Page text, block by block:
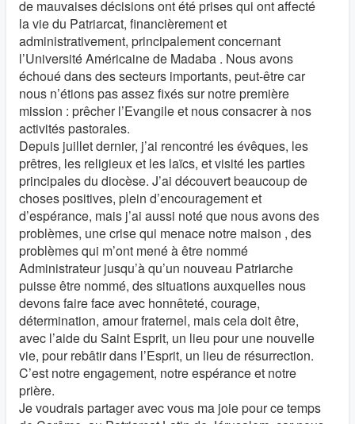
de mauvaises décisions ont été prises qui ont affecté
la vie du Patriarcat, financièrement et
administrativement, principalement concernant
l’Université Américaine de Madaba . Nous avons
échoué dans des secteurs importants, peut-être car
nous n’étions pas assez fixés sur notre première
mission : prêcher l’Evangile et nous consacrer à nos
activités pastorales.
Depuis juillet dernier, j’ai rencontré les évêques, les
prêtres, les religieux et les laïcs, et visité les parties
principales du diocèse. J’ai découvert beaucoup de
choses positives, plein d’encouragement et
d’espérance, mais j’ai aussi noté que nous avons des
problèmes, une crise qui menace notre maison , des
problèmes qui m’ont mené à être nommé
Administrateur jusqu’à qu’un nouveau Patriarche
puisse être nommé, des situations auxquelles nous
devons faire face avec honnêteté, courage,
détermination, amour fraternel, mais cela doit être,
avec l’aide du Saint Esprit, un lieu pour une nouvelle
vie, pour rebâtir dans l’Esprit, un lieu de résurrection.
C’est notre engagement, notre espérance et notre
prière.
Je voudrais partager avec vous ma joie pour ce temps